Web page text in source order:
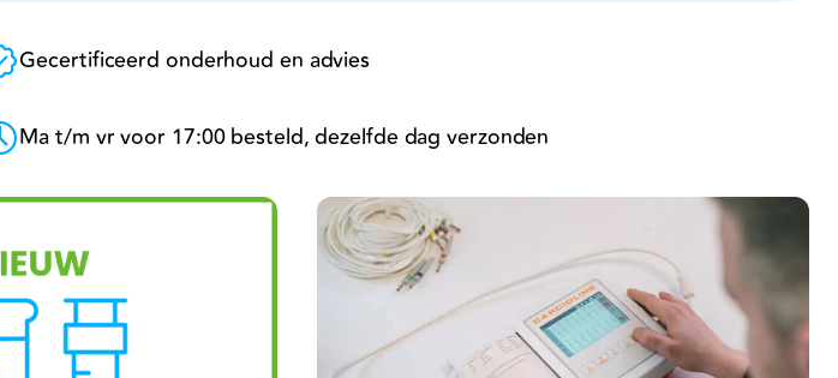
Gecertificeerd onderhoud en advies
Ma t/m vr voor 17:00 besteld, dezelfde dag verzonden